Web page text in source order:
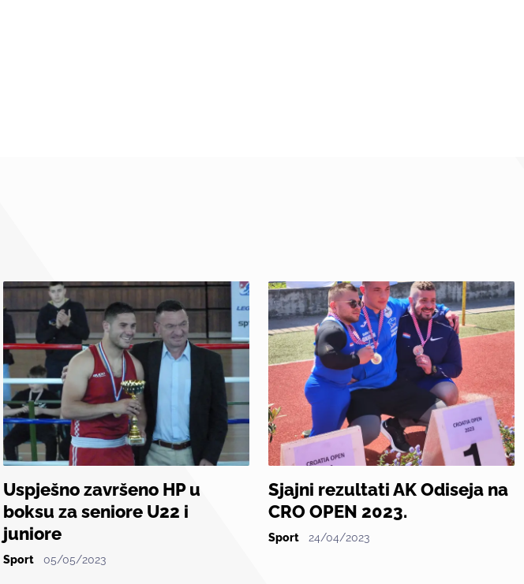
Uspješno završeno HP u
boksu za seniore U22 i
juniore
Sport 05/05/2023
Sjajni rezultati AK Odiseja na
CRO OPEN 2023.
Sport 24/04/2023